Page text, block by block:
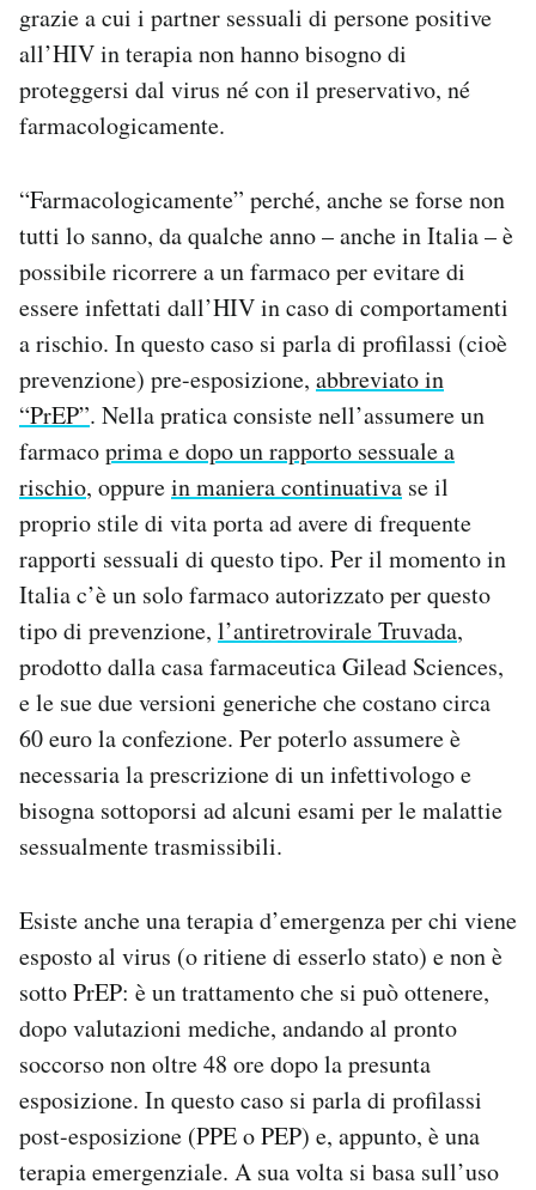
grazie a cui i partner sessuali di persone positive
all’HIV in terapia non hanno bisogno di
proteggersi dal virus né con il preservativo, né
farmacologicamente.
“Farmacologicamente” perché, anche se forse non
tutti lo sanno, da qualche anno – anche in Italia – è
possibile ricorrere a un farmaco per evitare di
essere infettati dall’HIV in caso di comportamenti
a rischio. In questo caso si parla di profilassi (cioè
prevenzione) pre-esposizione, abbreviato in
“PrEP”. Nella pratica consiste nell’assumere un
farmacoprima e dopo un rapporto sessuale a
rischio, oppurein maniera continuativa se il
proprio stile di vita porta ad avere di frequente
rapporti sessuali di questo tipo. Per il momento in
Italia c’è un solo farmaco autorizzato per questo
tipo di prevenzione, l’antiretrovirale Truvada,
prodotto dalla casa farmaceutica Gilead Sciences,
e le sue due versioni generiche che costano circa
60 euro la confezione. Per poterlo assumere è
necessaria la prescrizione di un infettivologo e
bisogna sottoporsi ad alcuni esami per le malattie
sessualmente trasmissibili.
Esiste anche una terapia d’emergenza per chi viene
esposto al virus (o ritiene di esserlo stato) e non è
sotto PrEP: è un trattamento che si può ottenere,
dopo valutazioni mediche, andando al pronto
soccorso non oltre 48 ore dopo la presunta
esposizione. In questo caso si parla di profilassi
post-esposizione (PPE o PEP) e, appunto, è una
terapia emergenziale. A sua volta si basa sull’uso